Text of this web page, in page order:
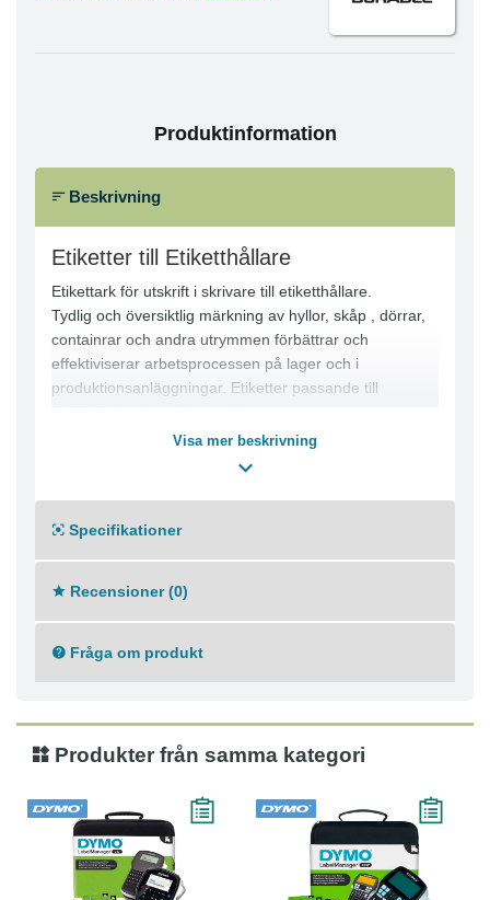
Produktinformation
Beskrivning
Etiketter till Etiketthållare
Etikettark för utskrift i skrivare till etiketthållare.
Tydlig och översiktlig märkning av hyllor, skåp , dörrar,
containrar och andra utrymmen förbättrar och
effektiviserar arbetsprocessen på lager och i
produktionsanläggningar. Etiketter passande till
lätta att riva isär. För snygga etiketter använd mallarna i
gratisprogrammet DURAPRINT® på www.duraprint.se.
Visa mer beskrivning
Specifikationer
Recensioner (0)
Fråga om produkt
Produkter från samma kategori